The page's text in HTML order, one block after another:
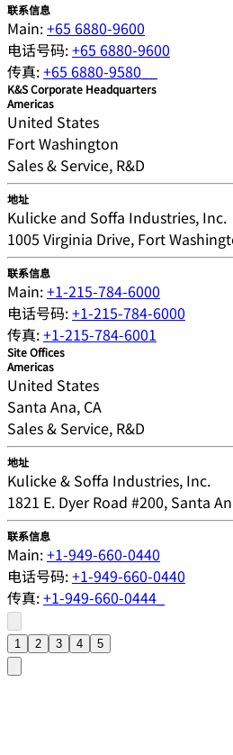
联系信息
Main:+65 6880-9600
电话号码:+65 6880-9600
传真:+65 6880-9580__
K&S Corporate Headquarters
Americas
United States
Fort Washington
Sales & Service, R&D
地址
Kulicke and Soffa Industries, Inc.
1005 Virginia Drive, Fort
联系信息
Main:+1-215-784-6000
电话号码:+1-215-784-6000
传真:+1-215-784-6001
Site Offices
Americas
United States
Santa Ana, CA
Sales & Service, R&D
地址
Kulicke & Soffa Industries, Inc.
1821 E. Dyer Road #200, Santa
联系信息
Main:+1-949-660-0440
电话号码:+1-949-660-0440
传真:+1-949-660-0444_
1 2 3 4 5